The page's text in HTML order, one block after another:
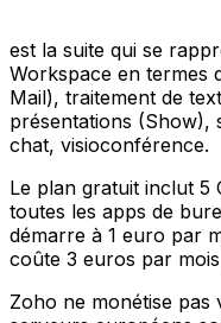
est la suite qui se
Workspace en termes
Mail), traitement de
présentations (Show),
chat, visioconférence.
Le plan gratuit inclut 5
toutes les apps de
démarre à 1 euro par
coûte 3 euros par
Zoho ne monétise pas